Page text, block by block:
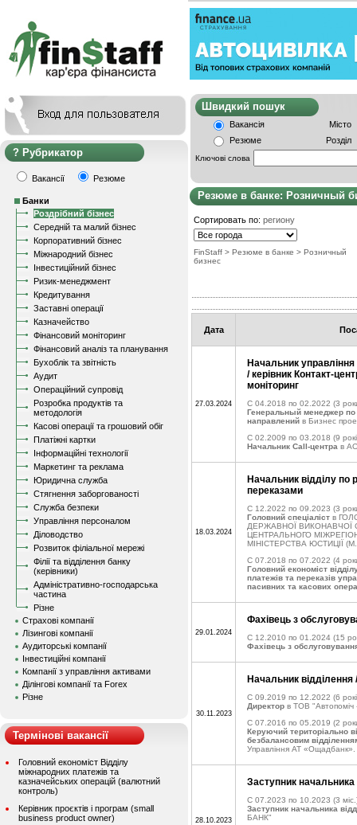
Рубрикатор
Вакансії Резюме
Банки
Роздрібний бізнес
Середній та малий бізнес
Корпоративний бізнес
Міжнародний бізнес
Інвестиційний бізнес
Ризик-менеджмент
Кредитування
Заставні операції
Казначейство
Фінансовий моніторинг
Фінансовий аналіз та планування
Бухоблік та звітність
Аудит
Операційний супровід
Розробка продуктів та
методологія
Касові операції та грошовий обіг
Платіжні картки
Інформаційні технології
Маркетинг та реклама
Юридична служба
Стягнення заборгованості
Служба безпеки
Управління персоналом
Діловодство
Розвиток філіальної мережі
Філії та відділення банку
(керівники)
Адміністративно-господарська
частина
Різне
Страхові компанії
Лізингові компанії
Аудиторські компанії
Інвестиційні компанії
Компанії з управління активами
Ділінгові компанії та Forex
Різне
Термінові вакансії
Головний економіст Відділу
міжнародних платежів та
казначейських операцій (валютний
контроль)
Керівник проєктів і програм (small
business product owner)
Швидкий
Вакансія
Місто
Резюме
Розділ
Ключові слова
Резюме в банке: Розничный
Сортировать по: региону
FinStaff > Резюме в банке > Розничный
бизнес
Дата
27.03.2024
Начальник управління
/ керівник Контакт-
моніторинг
C 04.2018 по 02.2022 (3
Генеральный менеджер по
направлений в Бизнес
C 02.2009 по 03.2018 (9
Начальник Call-центра в
18.03.2024
Начальник відділу по
переказами
C 12.2022 по 09.2023 (3
Головний спеціаліст в
ДЕРЖАВНОЇ ВИКОНАВЧОЇ
ЦЕНТРАЛЬНОГО
МІНІСТЕРСТВА ЮСТИЦІЇ
C 07.2018 по 07.2022 (4
Головний економіст
платежів та переказів
пасивних та касових
29.01.2024
Фахівець з
C 12.2010 по 01.2024 (15
Фахівець з
30.11.2023
Начальник відділення
C 09.2019 по 12.2022 (6
Директор в ТОВ "Автопоміч
C 07.2016 по 05.2019 (2
Керуючий територіально
безбалансовим
Управління АТ «Ощадбанк».
28.10.2023
Заступник начальника
C 07.2023 по 10.2023 (3
Заступник начальника
БАНК"